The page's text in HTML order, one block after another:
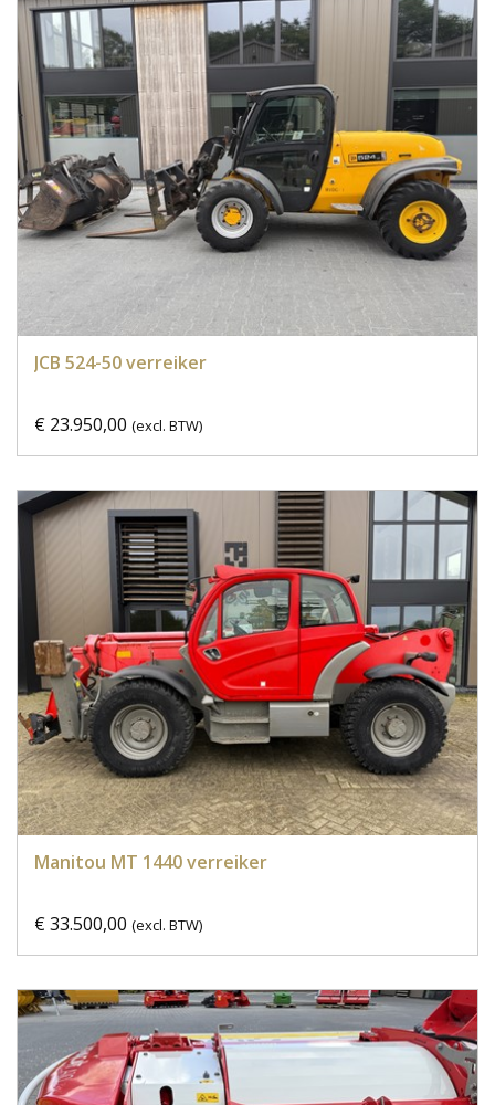
JCB 524-50 verreiker
€ 23.950,00 (excl. BTW)
Manitou MT 1440 verreiker
€ 33.500,00 (excl. BTW)